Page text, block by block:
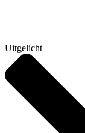
Uitgelicht